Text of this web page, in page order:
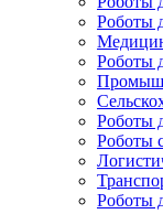
Роботы
Роботы
Роботы
Роботы
Роботы